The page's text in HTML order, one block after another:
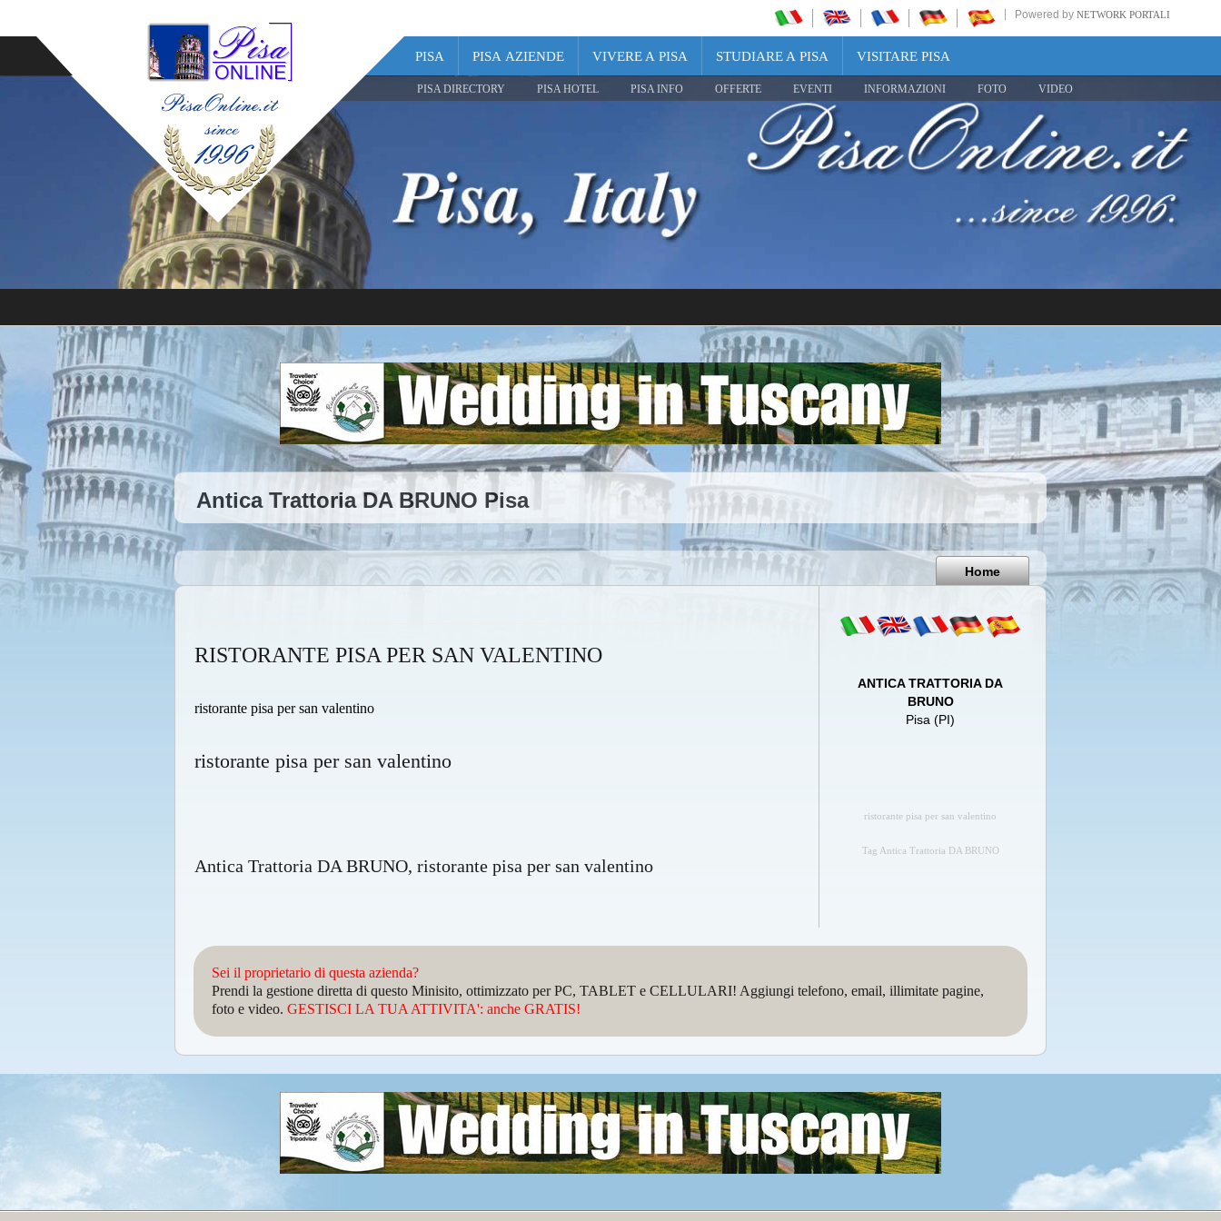
Powered by NETWORK PORTALI
PISA PISA AZIENDE VIVERE A PISA STUDIARE A PISA VISITARE PISA
PISA DIRECTORY PISA HOTEL PISA INFO OFFERTE EVENTI INFORMAZIONI FOTO VIDEO
Share
Pisa
Italy
Antica Trattoria DA BRUNO Pisa
Home
RISTORANTE PISA PER SAN VALENTINO
ristorante pisa per san valentino
ristorante pisa per san valentino
Antica Trattoria DA BRUNO, ristorante pisa per san valentino
ANTICA TRATTORIA DA
BRUNO
Pisa (PI)
ristorante pisa per san valentino
Tag Antica Trattoria DA BRUNO
Sei il proprietario di questa azienda?
Prendi la gestione diretta di questo Minisito, ottimizzato per PC, TABLET e CELLULARI! Aggiungi telefono, email, illimitate pagine,
foto e video. GESTISCI LA TUA ATTIVITA': anche GRATIS!